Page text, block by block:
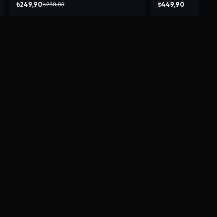
₺249,90₺299,90 ₺449,90